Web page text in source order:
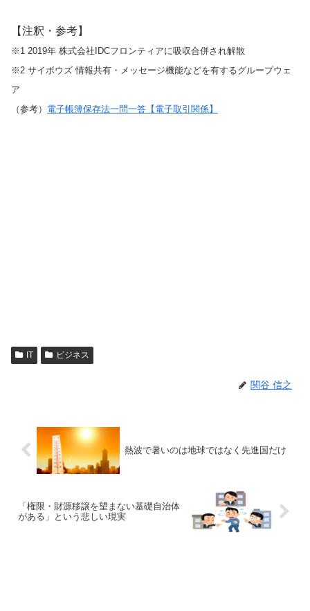
【注釈・参考】
※1 2019年 株式会社IDCフロンティアに吸収合併され解散
※2 サイボウズ 情報共有・メッセージ機能などを有するグループウェ
ア
（参考） 電子帳簿保存法一問一答【電子取引関係】
IT ビジネス
関谷 信之
熱波で暑いのは地球ではなく先進国だけ
「権限・財源移譲を望まない基礎自治体
がある」という悲しい現実